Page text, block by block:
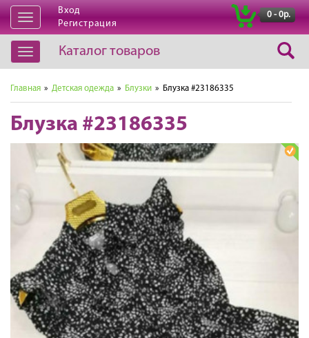
Открыть
навигацию
Вход
Регистрация
0 - 0р.
Открыть
навигацию
Каталог товаров
Главная » Детская одежда » Блузки » Блузка #23186335
Блузка #23186335